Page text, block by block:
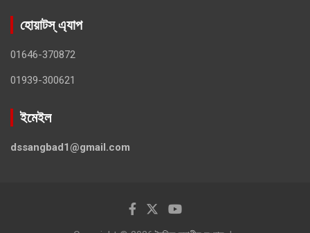
হোয়াটস্ এ্যাপ
01646-370872
01939-300621
ইমেইল
dssangbad1@gmail.com